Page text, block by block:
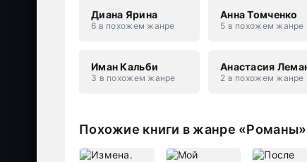
Диана Ярина
6 в похожем жанре
Анна Томченко
5 в похожем жанре
Иман Кальби
3 в похожем жанре
Анастасия
2 в похожем жанре
Похожие книги в жанре «Романы»